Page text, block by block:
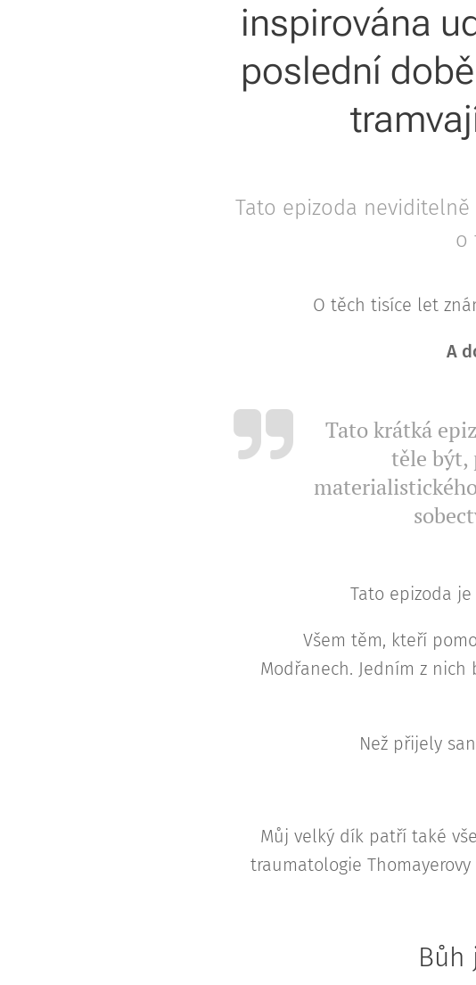
inspirována
poslední
Tato epizoda
o
O těch tisíce let
A
Tato krátká
těle být,
Tato epizoda
Všem těm, kteří
Modřanech. Jedním z nich
Než přijely
Můj velký dík patří také
traumatologie
Bůh